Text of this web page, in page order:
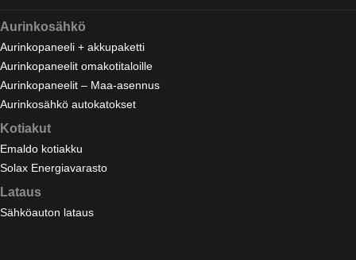
Aurinkosähkö
Aurinkopaneeli + akkupaketti
Aurinkopaneelit omakotitaloille
Aurinkopaneelit – Maa-asennus
Aurinkosähkö autokatokset
Kotiakut
Emaldo kotiakku
Solax Energiavarasto
Lataus
Sähköauton lataus